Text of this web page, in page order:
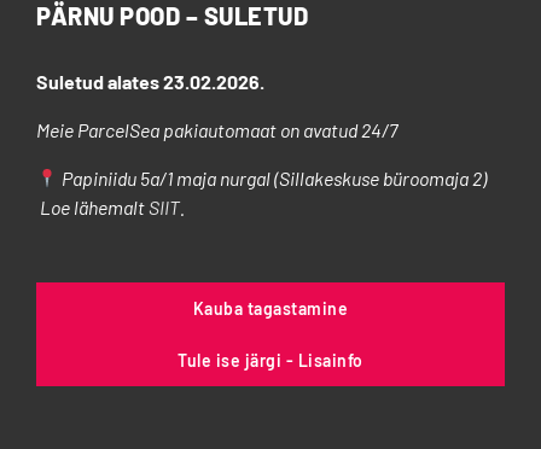
PÄRNU POOD – SULETUD
Suletud alates 23.02.2026.
Meie ParcelSea pakiautomaat on avatud 24/7
Papiniidu 5a/1 maja nurgal (Sillakeskuse büroomaja 2)
Loe lähemaltSIIT.
Kauba tagastamine
Tule ise järgi - Lisainfo